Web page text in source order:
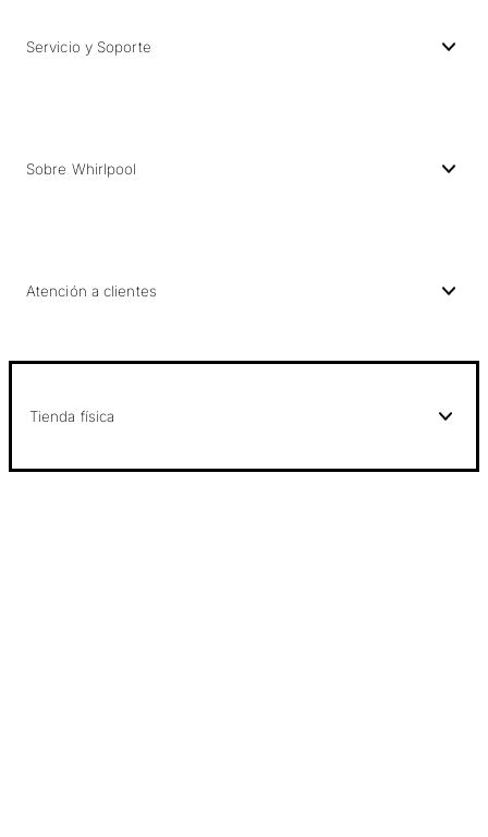
Servicio y Soporte
Sobre Whirlpool
Atención a clientes
Tienda física